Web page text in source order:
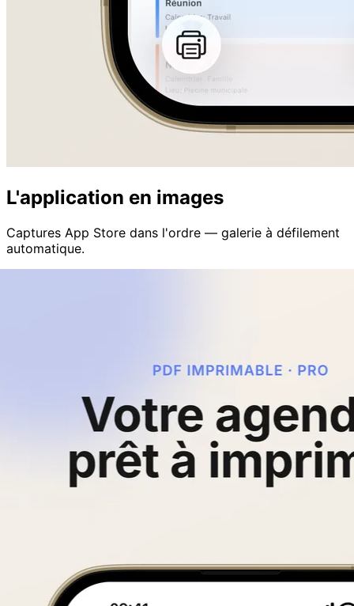
L'application en images
Captures App Store dans l'ordre — galerie à défilement
automatique.